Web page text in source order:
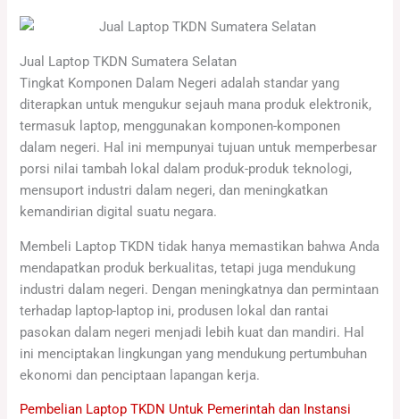
Jual Laptop TKDN Sumatera Selatan
Tingkat Komponen Dalam Negeri adalah standar yang
diterapkan untuk mengukur sejauh mana produk elektronik,
termasuk laptop, menggunakan komponen-komponen
dalam negeri. Hal ini mempunyai tujuan untuk memperbesar
porsi nilai tambah lokal dalam produk-produk teknologi,
mensuport industri dalam negeri, dan meningkatkan
kemandirian digital suatu negara.
Membeli Laptop TKDN tidak hanya memastikan bahwa Anda
mendapatkan produk berkualitas, tetapi juga mendukung
industri dalam negeri. Dengan meningkatnya dan permintaan
terhadap laptop-laptop ini, produsen lokal dan rantai
pasokan dalam negeri menjadi lebih kuat dan mandiri. Hal
ini menciptakan lingkungan yang mendukung pertumbuhan
ekonomi dan penciptaan lapangan kerja.
Pembelian Laptop TKDN Untuk Pemerintah dan Instansi